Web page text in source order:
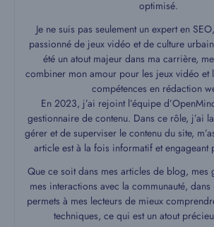
optimisé.
Je ne suis pas seulement un expert en
passionné de jeux vidéo et de culture
été un atout majeur dans ma carrière,
combiner mon amour pour les jeux vidéo et
compétences en rédaction
En 2023, j’ai rejoint l’équipe
gestionnaire de contenu. Dans ce rôle, j’ai
gérer et de superviser le contenu du site,
article est à la fois informatif et engageant
Que ce soit dans mes articles de blog, mes
mes interactions avec la communauté,
permets à mes lecteurs de mieux
techniques, ce qui est un atout